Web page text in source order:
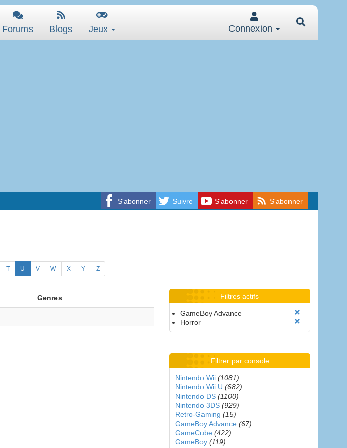
Forums Blogs Jeux Connexion
S'abonner Suivre S'abonner S'abonner
T U V W X Y Z
Genres Filtres actifs
GameBoy Advance
Horror
Filtrer par console
Nintendo Wii (1081)
Nintendo Wii U (682)
Nintendo DS (1100)
Nintendo 3DS (929)
Retro-Gaming (15)
GameBoy Advance (67)
GameCube (422)
GameBoy (119)